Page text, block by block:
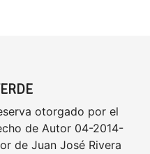
otorgado por el
de Autor 04-2014-
de Juan José Rivera